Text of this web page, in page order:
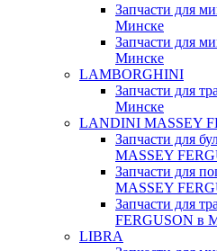
Запчасти для
Минске
Запчасти для
Минске
LAMBORGHINI
Запчасти для
Минске
LANDINI MASSEY
Запчасти для
MASSEY
Запчасти для
MASSEY
Запчасти для
FERGUSON в
LIBRA